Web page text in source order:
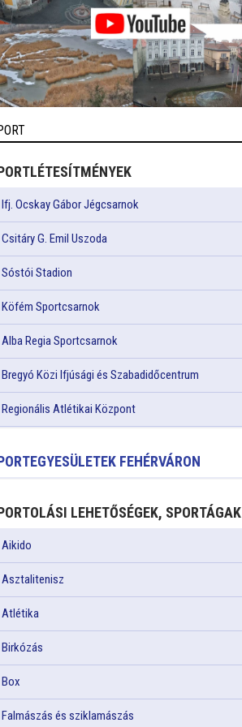
Ifj. Ocskay Gábor Jégcsarnok
Csitáry G. Emil Uszoda
Sóstói Stadion
Köfém Sportcsarnok
Alba Regia Sportcsarnok
Bregyó Közi Ifjúsági és Szabadidőcentrum
Regionális Atlétikai Központ
FEHÉRVÁRON
LEHETŐSÉGEK, SPORTÁGAK
Aikido
Asztalitenisz
Atlétika
Birkózás
Box
Falmászás és sziklamászás